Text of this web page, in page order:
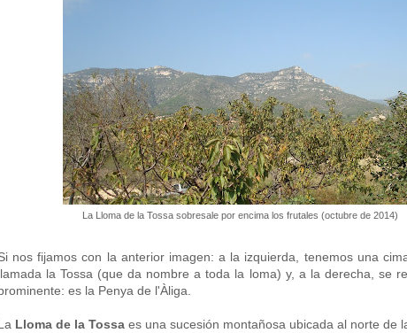
La Lloma de la Tossa sobresale por encima los frutales (octubre de 2014)
nos fijamos con la anterior imagen: a la izquierda, tenemos una
la Tossa (que da nombre a toda la loma) y, a la derecha, se
es la Penya de l'Àliga.
Lloma de la Tossa es una sucesión montañosa ubicada al norte de